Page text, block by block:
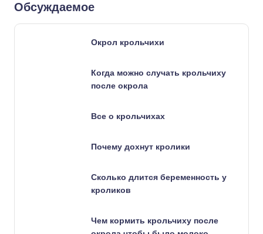
Обсуждаемое
Окрол крольчихи
Когда можно случать крольчиху
после окрола
Все о крольчихах
Почему дохнут кролики
Сколько длится беременность у
кроликов
Чем кормить крольчиху после